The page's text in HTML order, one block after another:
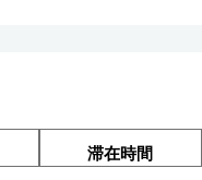
滞在時間